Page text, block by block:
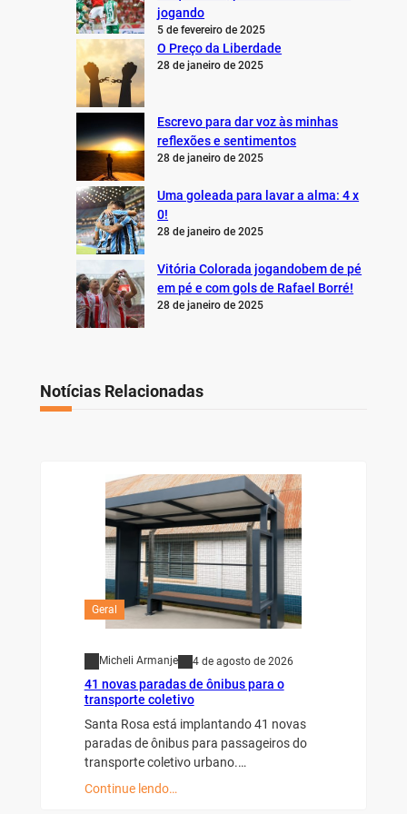
jogando
5 de fevereiro de 2025
O Preço da Liberdade
28 de janeiro de 2025
Escrevo para dar voz às minhas
reflexões e sentimentos
28 de janeiro de 2025
Uma goleada para lavar a alma: 4 x
0!
28 de janeiro de 2025
Vitória Colorada jogandobem de pé
em pé e com gols de Rafael Borré!
28 de janeiro de 2025
Notícias Relacionadas
Geral
Micheli Armanje 4 de agosto de 2026
41 novas paradas de ônibus para o
transporte coletivo
Santa Rosa está implantando 41 novas
paradas de ônibus para passageiros do
transporte coletivo urbano.…
Continue lendo…